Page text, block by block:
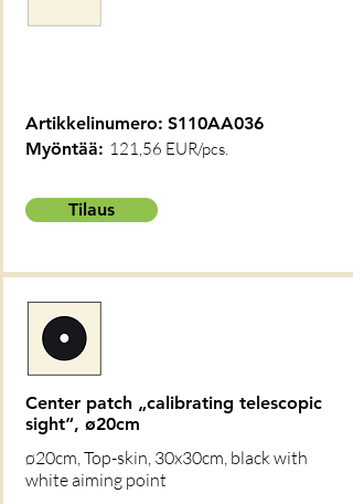
Artikkelinumero: S110AA036
Myöntää: 121,56 EUR/pcs.
Tilaus
Center patch „calibrating telescopic
sight“, ø20cm
ø20cm, Top-skin, 30x30cm, black with
white aiming point